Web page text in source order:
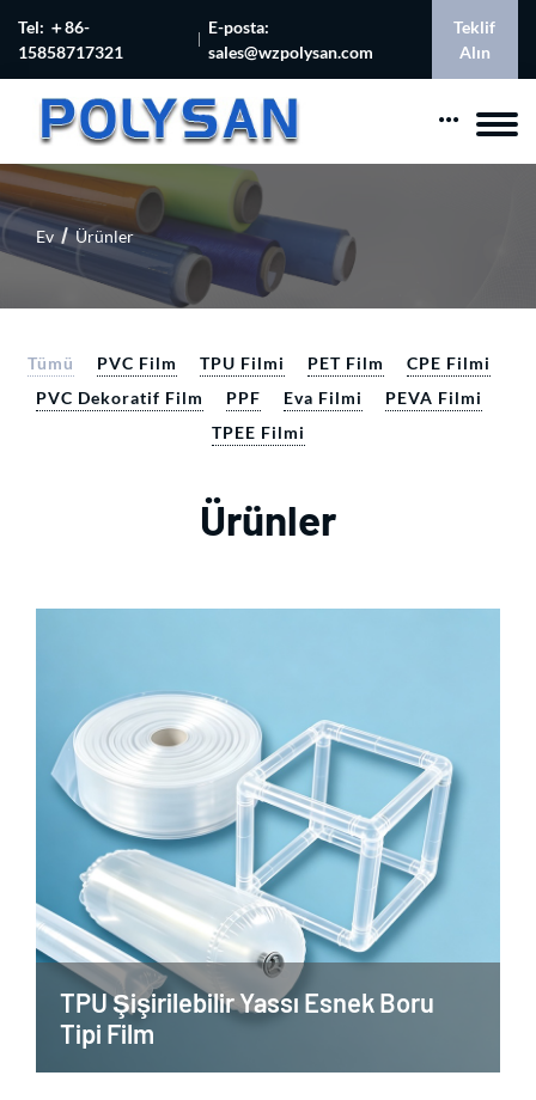
Tel: ＋86-
15858717321
E-posta:
sales@wzpolysan.com
Teklif
Alın
Ev Ürünler
Tümü PVC Film TPU Filmi PET Film
CPE Filmi
PVC Dekoratif Film
PPF Eva Filmi
PEVA Filmi
TPEE Filmi
Ürünler
TPU Şişirilebilir Yassı Esnek Boru
Tipi Film